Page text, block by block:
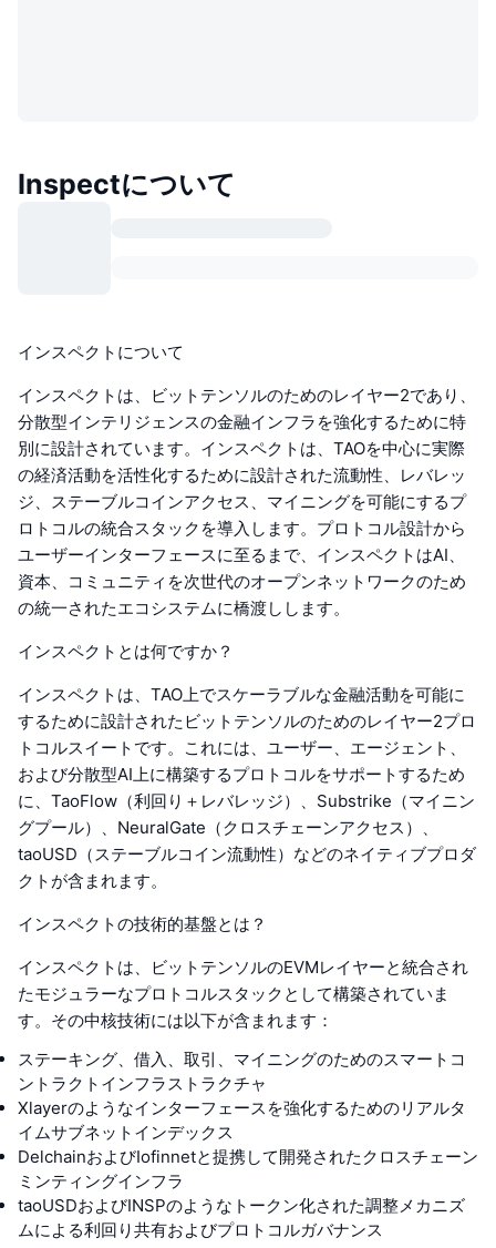
Inspectについて
インスペクトについて
インスペクトは、ビットテンソルのためのレイヤー2であり、
分散型インテリジェンスの金融インフラを強化するために特
別に設計されています。インスペクトは、TAOを中心に実際
の経済活動を活性化するために設計された流動性、レバレッ
ジ、ステーブルコインアクセス、マイニングを可能にするプ
ロトコルの統合スタックを導入します。プロトコル設計から
ユーザーインターフェースに至るまで、インスペクトはAI、
資本、コミュニティを次世代のオープンネットワークのため
の統一されたエコシステムに橋渡しします。
インスペクトとは何ですか？
インスペクトは、TAO上でスケーラブルな金融活動を可能に
するために設計されたビットテンソルのためのレイヤー2プロ
トコルスイートです。これには、ユーザー、エージェント、
および分散型AI上に構築するプロトコルをサポートするため
に、TaoFlow（利回り＋レバレッジ）、Substrike（マイニン
グプール）、NeuralGate（クロスチェーンアクセス）、
taoUSD（ステーブルコイン流動性）などのネイティブプロダ
クトが含まれます。
インスペクトの技術的基盤とは？
インスペクトは、ビットテンソルのEVMレイヤーと統合され
たモジュラーなプロトコルスタックとして構築されていま
す。その中核技術には以下が含まれます：
ステーキング、借入、取引、マイニングのためのスマートコ
ントラクトインフラストラクチャ
Xlayerのようなインターフェースを強化するためのリアルタ
イムサブネットインデックス
DelchainおよびIofinnetと提携して開発されたクロスチェーン
ミンティングインフラ
taoUSDおよびINSPのようなトークン化された調整メカニズ
ムによる利回り共有およびプロトコルガバナンス